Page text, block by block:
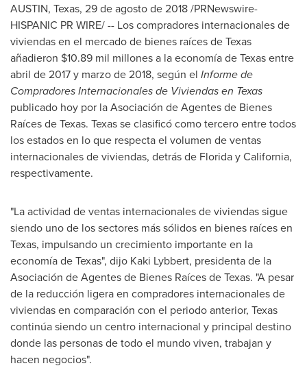
AUSTIN, Texas, 29 de agosto de 2018 /PRNewswire-
HISPANIC PR WIRE/ -- Los compradores internacionales de
viviendas en el mercado de bienes raíces deTexas
añadieron $10.89 mil millones a la economía deTexasentre
abril de 2017 y marzo de 2018, según el Informe de
Compradores Internacionales de Viviendas en Texas
publicado hoy por la Asociación de Agentes de Bienes
Raíces deTexas. Texasse clasificó como tercero entre todos
los estados en lo que respecta el volumen de ventas
internacionales de viviendas, detrás de FloridayCalifornia,
respectivamente.
"La actividad de ventas internacionales de viviendas sigue
siendo uno de los sectores más sólidos en bienes raíces en
Texas, impulsando un crecimiento importante en la
economía deTexas", dijo Kaki Lybbert, presidenta de la
Asociación de Agentes de Bienes Raíces deTexas. "A pesar
de la reducción ligera en compradores internacionales de
viviendas en comparación con el periodo anterior, Texas
continúa siendo un centro internacional y principal destino
donde las personas de todo el mundo viven, trabajan y
hacen negocios".